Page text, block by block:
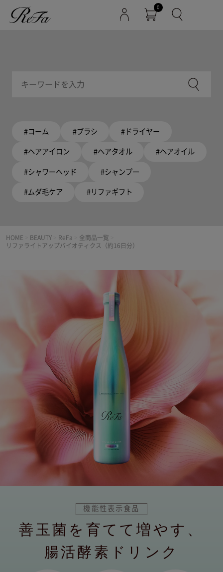
0
#コーム #ブラシ #ドライヤー
#ヘアアイロン #ヘアタオル #ヘアオイル
#シャワーヘッド #シャンプー
#ムダ毛ケア #リファギフト
HOME BEAUTY ReFa 全商品一覧
リファライトアップバイオティクス（約16日分）
機能性表示食品
善玉菌を育てて増やす、
腸活酵素ドリンク